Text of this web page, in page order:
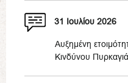
31 Ιουλίου 2026
Αυξημένη
Κινδύνου